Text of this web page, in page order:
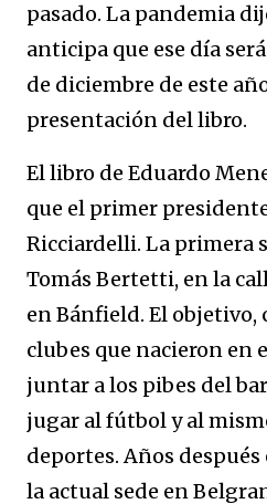
pasado. La pandemia
anticipa que ese día
de diciembre de este
presentación del libro.
El libro de Eduardo
que el primer
Ricciardelli. La primera
Tomás Bertetti, en la
en Bánfield. El objetivo,
clubes que nacieron en
juntar a los pibes del
jugar al fútbol y al
deportes. Años
la actual sede en